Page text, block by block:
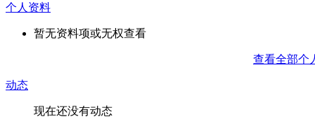
个人资料
暂无资料项或无权查看
查看全部个
动态
现在还没有动态